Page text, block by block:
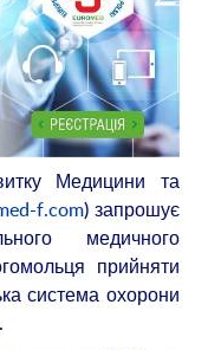
Медицини та
f.com) запрошує
медичного
прийняти
система охорони